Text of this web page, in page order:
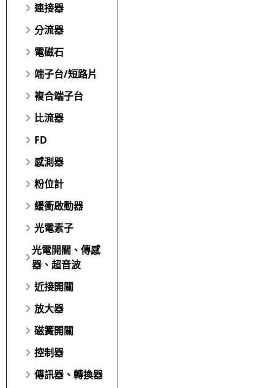
連接器
分流器
電磁石
端子台/短路片
複合端子台
比流器
FD
感測器
粉位計
緩衝啟動器
光電素子
光電開關、傳感
器、超音波
近接開關
放大器
磁簧開關
控制器
傳訊器、轉換器